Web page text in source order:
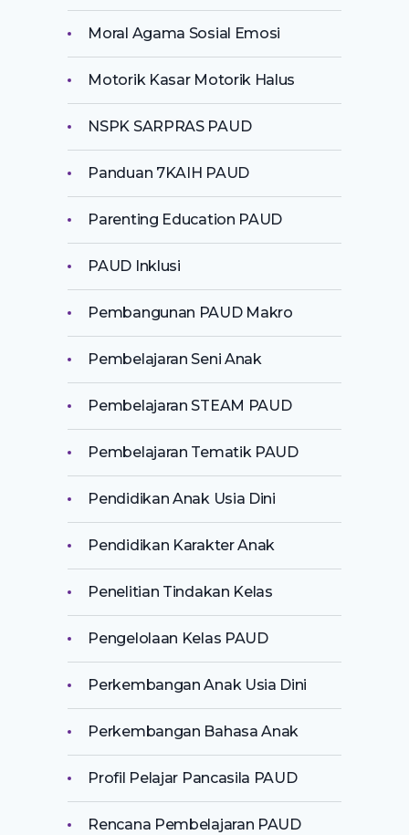
Moral Agama Sosial Emosi
Motorik Kasar Motorik Halus
NSPK SARPRAS PAUD
Panduan 7KAIH PAUD
Parenting Education PAUD
PAUD Inklusi
Pembangunan PAUD Makro
Pembelajaran Seni Anak
Pembelajaran STEAM PAUD
Pembelajaran Tematik PAUD
Pendidikan Anak Usia Dini
Pendidikan Karakter Anak
Penelitian Tindakan Kelas
Pengelolaan Kelas PAUD
Perkembangan Anak Usia Dini
Perkembangan Bahasa Anak
Profil Pelajar Pancasila PAUD
Rencana Pembelajaran PAUD